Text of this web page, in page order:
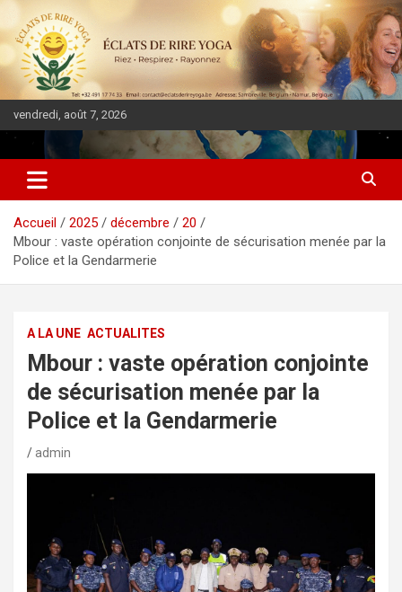
vendredi, août 7, 2026
DIASPORA PULSE
Accueil 2025 décembre
20
Mbour : vaste opération conjointe de sécurisation menée par la
Police et la Gendarmerie
A LA UNE ACTUALITES
Mbour : vaste opération conjointe
de sécurisation menée par la
Police et la Gendarmerie
admin